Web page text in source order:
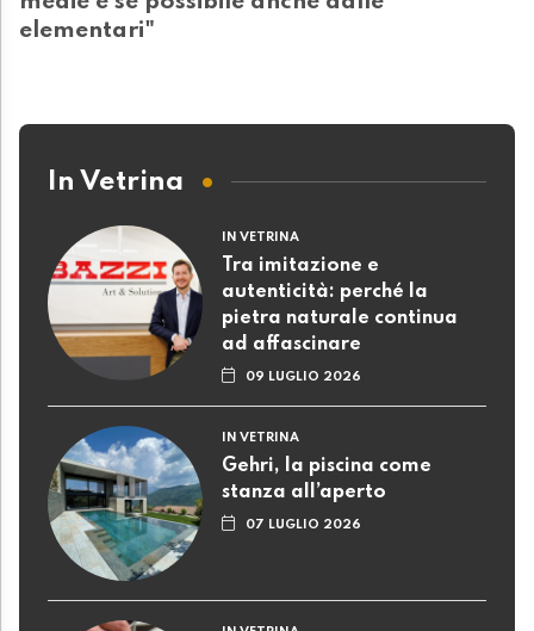
elementari"
In Vetrina
IN VETRINA
Tra imitazione e
autenticità: perché la
pietra naturale continua
ad affascinare
09 LUGLIO 2026
IN VETRINA
Gehri, la piscina come
stanza all’aperto
07 LUGLIO 2026